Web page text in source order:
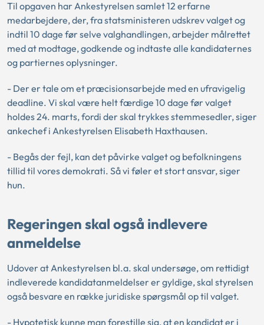
Til opgaven har Ankestyrelsen samlet 12 erfarne
medarbejdere, der, fra statsministeren udskrev valget og
indtil 10 dage før selve valghandlingen, arbejder målrettet
med at modtage, godkende og indtaste alle kandidaternes
og partiernes oplysninger.
- Der er tale om et præcisionsarbejde med en ufravigelig
deadline. Vi skal være helt færdige 10 dage før valget
holdes 24. marts, fordi der skal trykkes stemmesedler, siger
ankechef i Ankestyrelsen Elisabeth Haxthausen.
- Begås der fejl, kan det påvirke valget og befolkningens
tillid til vores demokrati. Så vi føler et stort ansvar, siger
hun.
Regeringen skal også indlevere
anmeldelse
Udover at Ankestyrelsen bl.a. skal undersøge, om rettidigt
indleverede kandidatanmeldelser er gyldige, skal styrelsen
også besvare en række juridiske spørgsmål op til valget.
- Hypotetisk kunne man forestille sig, at en kandidat er i